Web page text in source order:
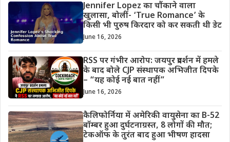
Jennifer Lopez का चौंकाने वाला
खुलासा, बोलीं- ‘True Romance’ के
किसी भी पुरुष किरदार को कर सकती थी डेट
June 16, 2026
RSS पर गंभीर आरोप: जयपुर प्रदर्शन में हमले
के बाद बोले CJP संस्थापक अभिजीत दिपके
– “यह कोई नई बात नहीं”
June 16, 2026
कैलिफोर्निया में अमेरिकी वायुसेना का B-52
बॉम्बर हुआ दुर्घटनाग्रस्त, 8 लोगों की मौत;
टेकऑफ के तुरंत बाद हुआ भीषण हादसा